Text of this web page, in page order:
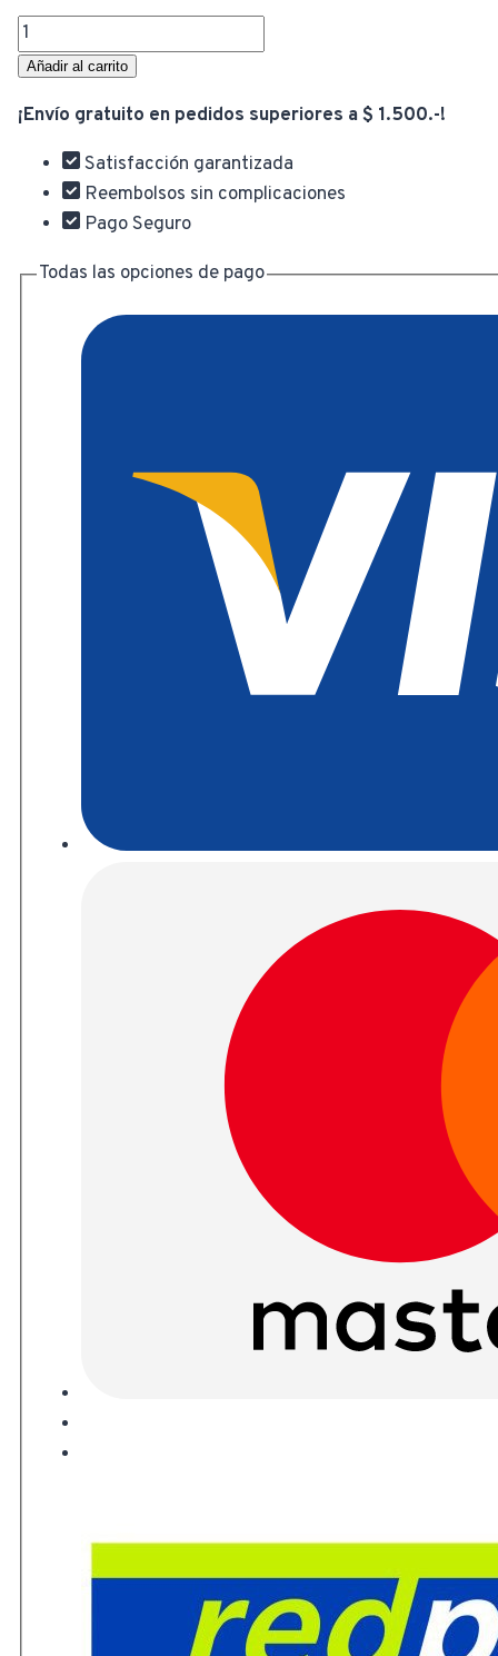
original
era:
$ 303,00.
es:
Tijera
Peluquero
Zinger
cantidad
Añadir al carrito
¡Envío gratuito en pedidos superiores a $ 1.500.-!
Satisfacción garantizada
Reembolsos sin complicaciones
Pago Seguro
Todas las opciones de pago